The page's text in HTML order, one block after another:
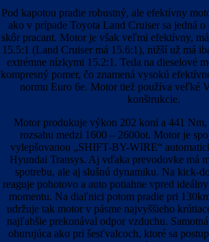
Pod kapotou pradie robustný, ale efektívny
ako v prípade Toyota Land Cruiser sa jedná
skôr pracant. Motor je však veľmi efektívny,
15.5:1 (Land Cruiser má 15.6:1), nižší už má
extrémne nízkymi 15.2:1. Teda na dieselové
kompresný pomer, čo znamená vysokú
normu Euro 6e. Motor tiež používa veľké
konštrukcie.
Motor produkuje výkon 202 koní a 441 Nm,
rozsahu medzi 1600 – 2600ot. Motor je
vylepšovanou „SHIFT-BY-WIRE“
Hyundai Transys. Aj vďaka prevodovke má
spotrebu, ale aj slušnú dynamiku. Na kick-
reaguje pohotovo a auto potiahne vpred
momentu. Na diaľnici potom pradie pri
udržuje tak motor v pásme najvyššieho
najľahšie prekonával odpor vzduchu.
ohurujúca ako pri šesťvalcoch, ktoré sa